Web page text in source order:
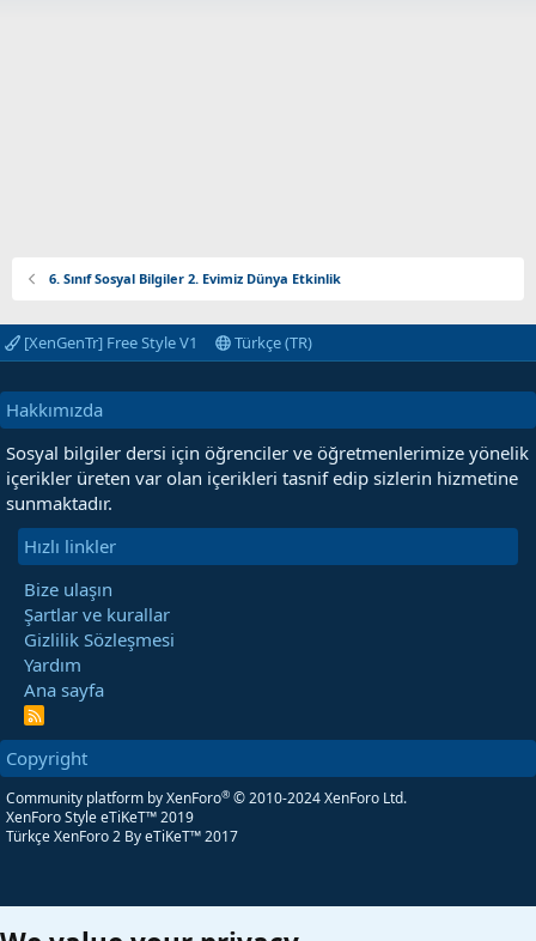
6. Sınıf Sosyal Bilgiler 2. Evimiz Dünya Etkinlik
[XenGenTr] Free Style V1 Türkçe (TR)
Hakkımızda
Sosyal bilgiler dersi için öğrenciler ve öğretmenlerimize yönelik
içerikler üreten var olan içerikleri tasnif edip sizlerin hizmetine
sunmaktadır.
Hızlı linkler
Bize ulaşın
Şartlar ve kurallar
Gizlilik Sözleşmesi
Yardım
Ana sayfa
R
S
Copyright
Community platform by XenForo® © 2010-2024 XenForo Ltd.
XenForo Style eTiKeT™ 2019
Türkçe XenForo 2 By eTiKeT™ 2017